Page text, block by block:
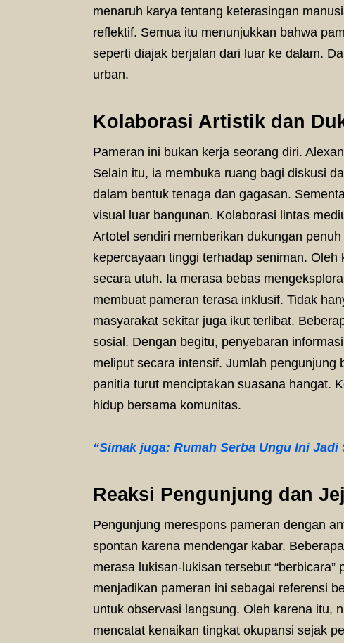
menaruh karya tentang keterasingan
reflektif. Semua itu menunjukkan bahwa
seperti diajak berjalan dari luar ke dalam.
urban.
Kolaborasi Artistik dan
Pameran ini bukan kerja seorang diri.
Selain itu, ia membuka ruang bagi diskusi
dalam bentuk tenaga dan gagasan.
visual luar bangunan. Kolaborasi lintas
Artotel sendiri memberikan dukungan
kepercayaan tinggi terhadap seniman.
secara utuh. Ia merasa bebas
membuat pameran terasa inklusif. Tidak
masyarakat sekitar juga ikut terlibat.
sosial. Dengan begitu, penyebaran
meliput secara intensif. Jumlah
panitia turut menciptakan suasana hangat.
hidup bersama komunitas.
“Simak juga: Rumah Serba Ungu Ini Jadi
Reaksi Pengunjung dan
Pengunjung merespons pameran dengan
spontan karena mendengar kabar.
merasa lukisan-lukisan tersebut
menjadikan pameran ini sebagai referensi
untuk observasi langsung. Oleh karena itu,
mencatat kenaikan tingkat okupansi sejak